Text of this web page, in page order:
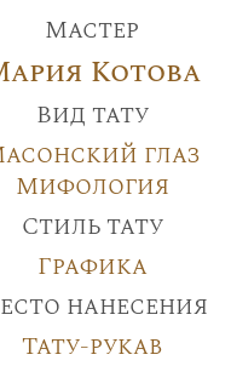
Мастер
Котова
Вид тату
глаз
Мифология
Стиль тату
Графика
нанесения
Тату-рукав